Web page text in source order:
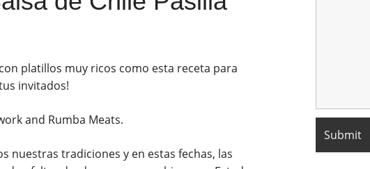
platillos muy ricos como esta receta para
invitados!
and Rumba Meats.
nuestras tradiciones y en estas fechas, las